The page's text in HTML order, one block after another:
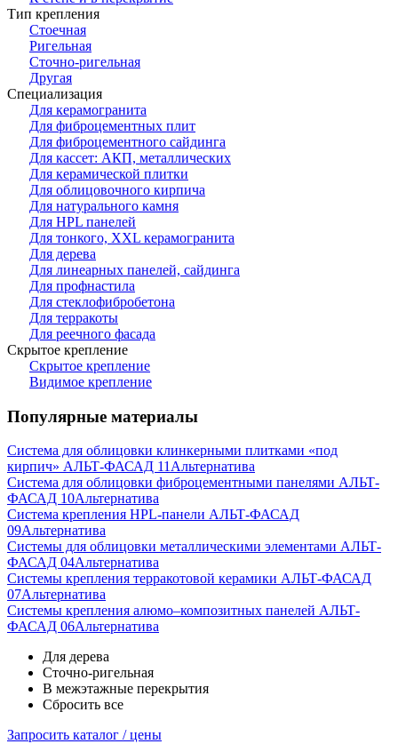
Тип крепления
Стоечная
Ригельная
Сточно-ригельная
Другая
Специализация
Для керамогранита
Для фиброцементных плит
Для фиброцементного сайдинга
Для кассет: АКП, металлических
Для керамической плитки
Для облицовочного кирпича
Для натурального камня
Для HPL панелей
Для тонкого, XXL керамогранита
Для дерева
Для линеарных панелей, сайдинга
Для профнастила
Для стеклофибробетона
Для терракоты
Для реечного фасада
Скрытое крепление
Скрытое крепление
Видимое крепление
Популярные материалы
Система для облицовки клинкерными плитками «под
кирпич» АЛЬТ-ФАСАД 11 Альтернатива
Система для облицовки фиброцементными панелями АЛЬТ-
ФАСАД 10Альтернатива
Система крепления HPL-панели АЛЬТ-ФАСАД
09Альтернатива
Системы для облицовки металлическими элементами АЛЬТ-
ФАСАД 04Альтернатива
Системы крепления терракотовой керамики АЛЬТ-ФАСАД
07Альтернатива
Cистемы крепления алюмо–композитных панелей АЛЬТ-
ФАСАД 06Альтернатива
Для дерева
Сточно-ригельная
В межэтажные перекрытия
Сбросить все
Запросить каталог / цены